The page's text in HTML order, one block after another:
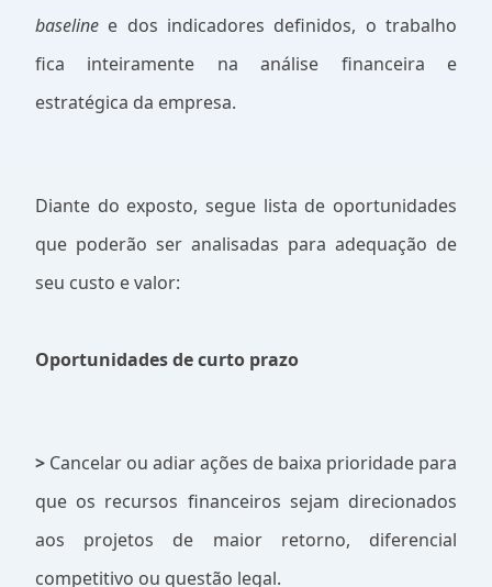
baseline e dos indicadores definidos, o trabalho
fica inteiramente na análise financeira e
estratégica da empresa.
Diante do exposto, segue lista de oportunidades
que poderão ser analisadas para adequação de
seu custo e valor:
Oportunidades de curto prazo
> Cancelar ou adiar ações de baixa prioridade para
que os recursos financeiros sejam direcionados
aos projetos de maior retorno, diferencial
competitivo ou questão legal.